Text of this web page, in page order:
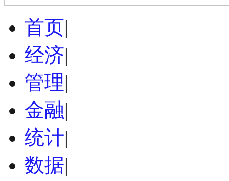
首页|
经济|
管理|
金融|
统计|
数据|